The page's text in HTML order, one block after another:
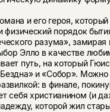
и его героя, который
физический порядок
разума», замирая
Элло в качестве
путь, на который
и «Собор». Можно
в финале,
себя христианином (и
которой жил